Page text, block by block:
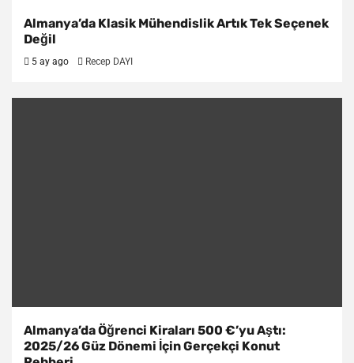
Almanya’da Klasik Mühendislik Artık Tek Seçenek
Değil
5 ay ago Recep DAYI
Almanya’da Öğrenci Kiraları 500 €’yu Aştı:
2025/26 Güz Dönemi İçin Gerçekçi Konut